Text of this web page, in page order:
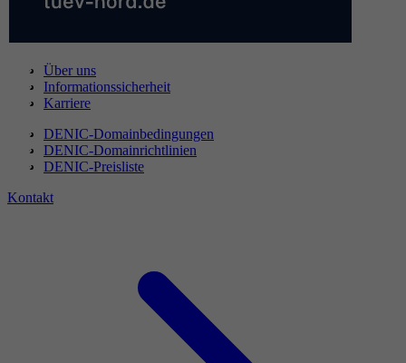
Über uns
Informationssicherheit
Karriere
DENIC-Domainbedingungen
DENIC-Domainrichtlinien
DENIC-Preisliste
Kontakt